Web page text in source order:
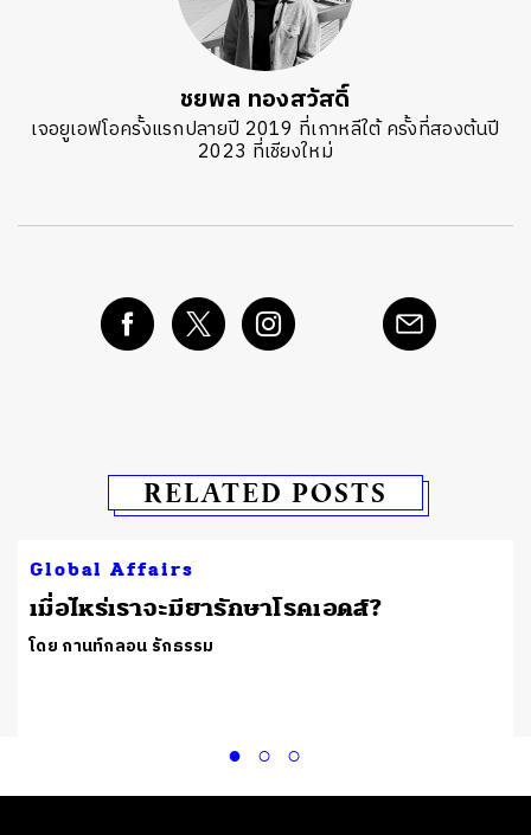
ชยพล ทองสวัสดิ์
เจอยูเอฟโอครั้งแรกปลายปี 2019 ที่เกาหลีใต้ ครั้งที่สองต้นปี
2023 ที่เชียงใหม่
RELATED POSTS
Global Affairs
เมื่อไหร่เราจะมียารักษาโรคเอดส์?
โดย กานท์กลอน รักธรรม